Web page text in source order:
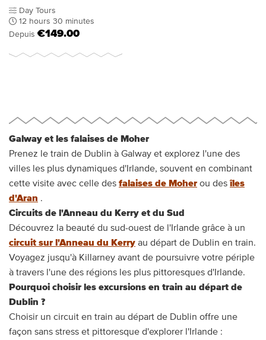
Day Tours
12 hours 30 minutes
Depuis €149.00
Galway et les falaises de Moher
Prenez le train de Dublin à Galway et explorez l'une des
villes les plus dynamiques d'Irlande, souvent en combinant
cette visite avec celle des falaises de Moher ou desîles
d'Aran .
Circuits de l'Anneau du Kerry et du Sud
Découvrez la beauté du sud-ouest de l'Irlande grâce à un
circuit sur l'Anneau du Kerry au départ de Dublin en train.
Voyagez jusqu'à Killarney avant de poursuivre votre périple
à travers l'une des régions les plus pittoresques d'Irlande.
Pourquoi choisir les excursions en train au départ de
Dublin ?
Choisir un circuit en train au départ de Dublin offre une
façon sans stress et pittoresque d'explorer l'Irlande :